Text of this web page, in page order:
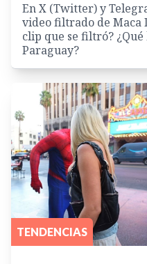
En X (Twitter) y
video filtrado de Maca
clip que se filtró?
Paraguay?
TENDENCIAS